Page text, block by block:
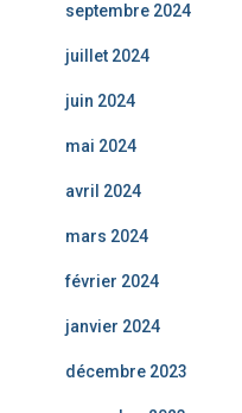
septembre 2024
juillet 2024
juin 2024
mai 2024
avril 2024
mars 2024
février 2024
janvier 2024
décembre 2023